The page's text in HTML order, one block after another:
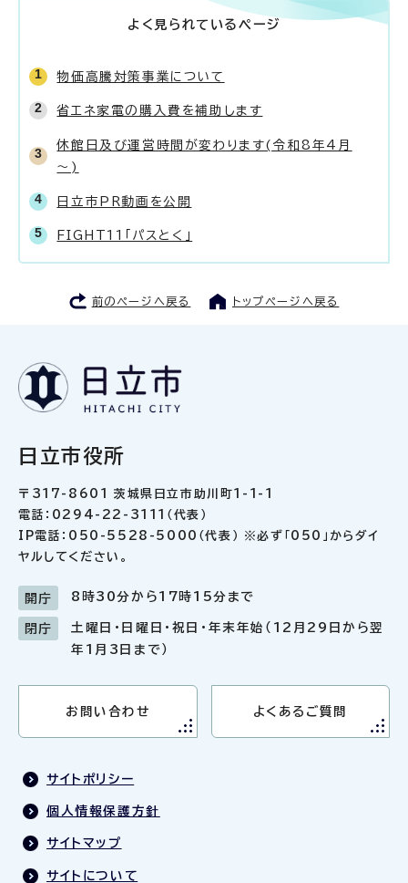
よく見られているページ
物価高騰対策事業について
省エネ家電の購入費を補助します
休館日及び運営時間が変わります(令和8年4月
～)
日立市PR動画を公開
FIGHT11「パスとく」
前のページへ戻る トップページへ戻る
日立市役所
〒317-8601 茨城県日立市助川町1-1-1
電話：0294-22-3111（代表）
IP電話：050-5528-5000（代表） ※必ず「050」からダイ
ヤルしてください。
開庁 8時30分から17時15分まで
閉庁
土曜日・日曜日・祝日・年末年始（12月29日から翌
年1月3日まで）
お問い合わせ よくあるご質問
サイトポリシー
個人情報保護方針
サイトマップ
サイトについて